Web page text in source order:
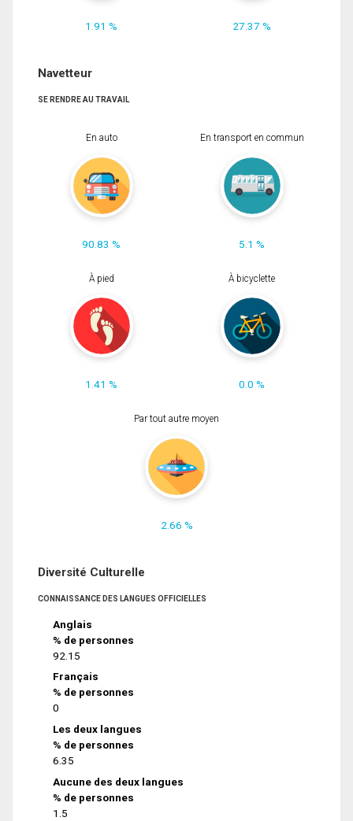
1.91 % 27.37 %
Navetteur
SE RENDRE AU TRAVAIL
En auto
90.83 %
En transport en commun
5.1 %
À pied
1.41 %
À bicyclette
0.0 %
Par tout autre moyen
2.66 %
Diversité Culturelle
CONNAISSANCE DES LANGUES OFFICIELLES
Anglais
% de personnes
92.15
Français
% de personnes
0
Les deux langues
% de personnes
6.35
Aucune des deux langues
% de personnes
1.5